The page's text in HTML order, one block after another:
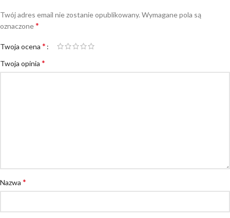
Twój adres email nie zostanie opublikowany. Wymagane pola są
oznaczone*
Twoja ocena *
Twoja opinia *
Nazwa *